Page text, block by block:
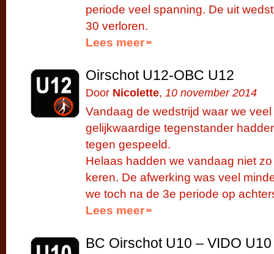
periode veel spanning. De uit
30 verloren.
Lees meer
Oirschot U12-OBC U12
Door Nicolette, 10 november 2014
Vandaag de wedstrijd waar we
gelijkwaardige tegenstander
tegen gespeeld.
Helaas hadden we vandaag niet
keren. De afwerking was veel
we toch na de 3e periode op
Lees meer
BC Oirschot U10 – VIDO U10